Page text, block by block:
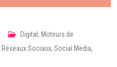
Digital , Moteurs de
Réseaux Sociaux, Social Media,